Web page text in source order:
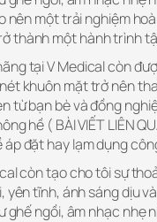
một trải nghiệm
thành một hành trình
tại V Medical còn
khuôn mặt trở nên
từ bạn bè và đồng
hề ( BÀI VIẾT LIÊN
đặt hay lạm dụng
còn tạo cho tôi sự
tĩnh, ánh sáng dịu
ghế ngồi, âm nhạc nhẹ